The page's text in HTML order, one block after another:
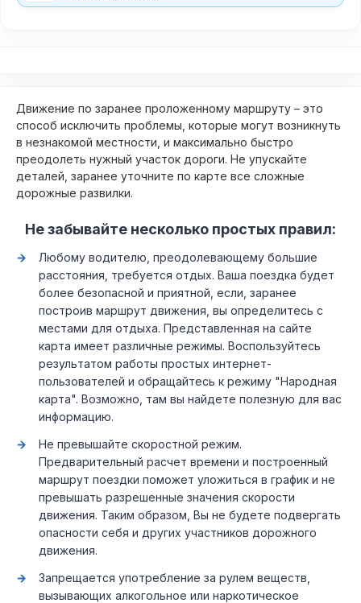
Движение по заранее проложенному маршруту – это
способ исключить проблемы, которые могут возникнуть
в незнакомой местности, и максимально быстро
преодолеть нужный участок дороги. Не упускайте
деталей, заранее уточните по карте все сложные
дорожные развилки.
Не забывайте несколько простых правил:
Любому водителю, преодолевающему большие
расстояния, требуется отдых. Ваша поездка будет
более безопасной и приятной, если, заранее
построив маршрут движения, вы определитесь с
местами для отдыха. Представленная на сайте
карта имеет различные режимы. Воспользуйтесь
результатом работы простых интернет-
пользователей и обращайтесь к режиму "Народная
карта". Возможно, там вы найдете полезную для вас
информацию.
Не превышайте скоростной режим.
Предварительный расчет времени и построенный
маршрут поездки поможет уложиться в график и не
превышать разрешенные значения скорости
движения. Таким образом, Вы не будете подвергать
опасности себя и других участников дорожного
движения.
Запрещается употребление за рулем веществ,
вызывающих алкогольное или наркотическое